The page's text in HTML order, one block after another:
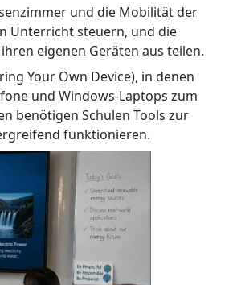
und die Mobilität der
Unterricht steuern, und die
eigenen Geräten aus teilen.
Your Own Device), in denen
und Windows-Laptops zum
benötigen Schulen Tools zur
funktionieren.